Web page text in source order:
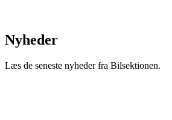
Nyheder
Læs de seneste nyheder fra Bilsektionen.